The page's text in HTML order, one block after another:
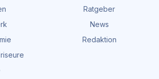
Ratgeber
News
Redaktion